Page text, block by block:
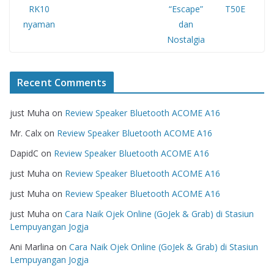
Recent Comments
just Muha on Review Speaker Bluetooth ACOME A16
Mr. Calx on Review Speaker Bluetooth ACOME A16
DapidC on Review Speaker Bluetooth ACOME A16
just Muha on Review Speaker Bluetooth ACOME A16
just Muha on Review Speaker Bluetooth ACOME A16
just Muha on Cara Naik Ojek Online (GoJek & Grab) di Stasiun
Lempuyangan Jogja
Ani Marlina on Cara Naik Ojek Online (GoJek & Grab) di Stasiun
Lempuyangan Jogja